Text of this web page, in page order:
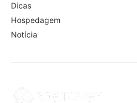
Dicas
Hospedagem
Notícia